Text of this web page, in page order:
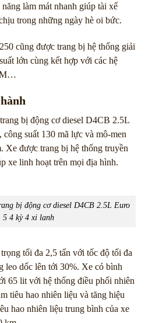
làm mát nhanh giúp tài xế
trong những ngày hè oi bức.
cũng được trang bị hệ thống giải
lớn cùng kết hợp với các hệ
bị động cơ diesel D4CB 2.5L
suất 130 mã lực và mô-men
Xe được trang bị hệ thống truyền
xe linh hoạt trên mọi địa hình.
bị động cơ diesel D4CB 2.5L Euro
5 4 kỳ 4 xi lanh
tối đa 2,5 tấn với tốc độ tối đa
leo dốc lên tới 30%. Xe có bình
65 lit với hệ thống điều phối nhiên
tiêu hao nhiên liệu và tăng hiệu
hao nhiên liệu trung bình của xe